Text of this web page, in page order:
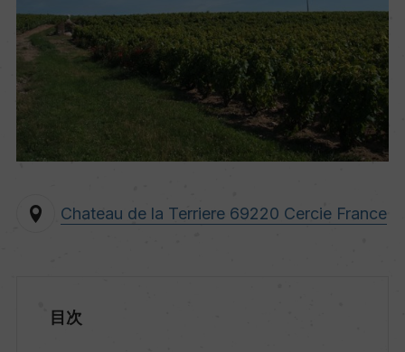
Chateau de la Terriere 69220 Cercie France
目次